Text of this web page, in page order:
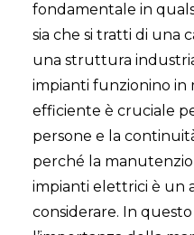
fondamentale in
sia che si tratti di una
una struttura
impianti funzionino in
efficiente è cruciale
persone e la
perché la
impianti elettrici è un
considerare. In